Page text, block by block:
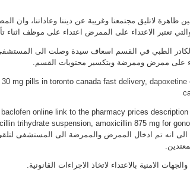
ظاهرة لاتليق مجتمعنا وغريبة عن ديننا وعاداتنا، وان
تعتبر الاعتداء على الممرض اعتداء على موظف اثناء
الطبي في القسم اسعاف سيدة وصلت الى
على ممرض وممرضة وبتكسير محتويات القسم.
30 mg pills in toronto canada fast delivery, dapoxetine
baclofen online link to the pharmacy prices
trihydrate suspension, amoxicillin 875 mg for
الى انه تم ادخال الممرض والممرضة الى المستشفى لتلقي
الامنية بالاعتداء لاتخاذ الاجراءات القانونية.